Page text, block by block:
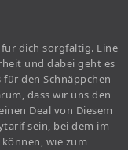
dich sorgfältig. Eine
und dabei geht es
den Schnäppchen-
dass wir uns den
Deal von Diesem
sein, bei dem im
wie zum